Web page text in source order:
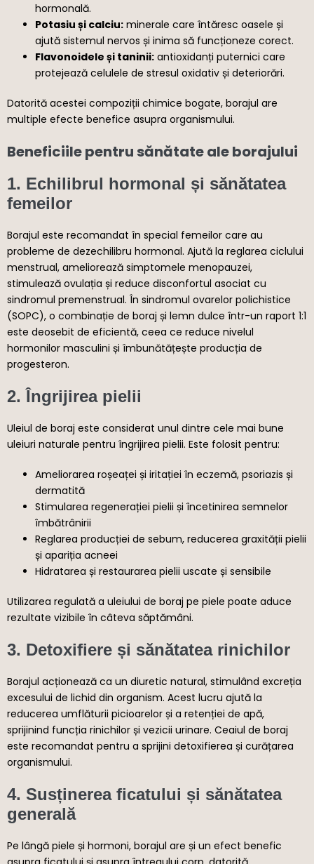
hormonală.
Potasiu și calciu: minerale care întăresc oasele și
ajută sistemul nervos și inima să funcționeze corect.
Flavonoidele și taninii: antioxidanți puternici care
protejează celulele de stresul oxidativ și deteriorări.
Datorită acestei compoziții chimice bogate, borajul are
multiple efecte benefice asupra organismului.
Beneficiile pentru sănătate ale borajului
1. Echilibrul hormonal și sănătatea
femeilor
Borajul este recomandat în special femeilor care au
probleme de dezechilibru hormonal. Ajută la reglarea ciclului
menstrual, ameliorează simptomele menopauzei,
stimulează ovulația și reduce disconfortul asociat cu
sindromul premenstrual. În sindromul ovarelor polichistice
(SOPC), o combinație de boraj și lemn dulce într-un raport 1:1
este deosebit de eficientă, ceea ce reduce nivelul
hormonilor masculini și îmbunătățește producția de
progesteron.
2. Îngrijirea pielii
Uleiul de boraj este considerat unul dintre cele mai bune
uleiuri naturale pentru îngrijirea pielii. Este folosit pentru:
Ameliorarea roșeaței și iritației în eczemă, psoriazis și
dermatită
Stimularea regenerației pielii și încetinirea semnelor
îmbătrânirii
Reglarea producției de sebum, reducerea graxității pielii
și apariția acneei
Hidratarea și restaurarea pielii uscate și sensibile
Utilizarea regulată a uleiului de boraj pe piele poate aduce
rezultate vizibile în câteva săptămâni.
3. Detoxifiere și sănătatea rinichilor
Borajul acționează ca un diuretic natural, stimulând excreția
excesului de lichid din organism. Acest lucru ajută la
reducerea umflăturii picioarelor și a retenției de apă,
sprijinind funcția rinichilor și vezicii urinare. Ceaiul de boraj
este recomandat pentru a sprijini detoxifierea și curățarea
organismului.
4. Susținerea ficatului și sănătatea
generală
Pe lângă piele și hormoni, borajul are și un efect benefic